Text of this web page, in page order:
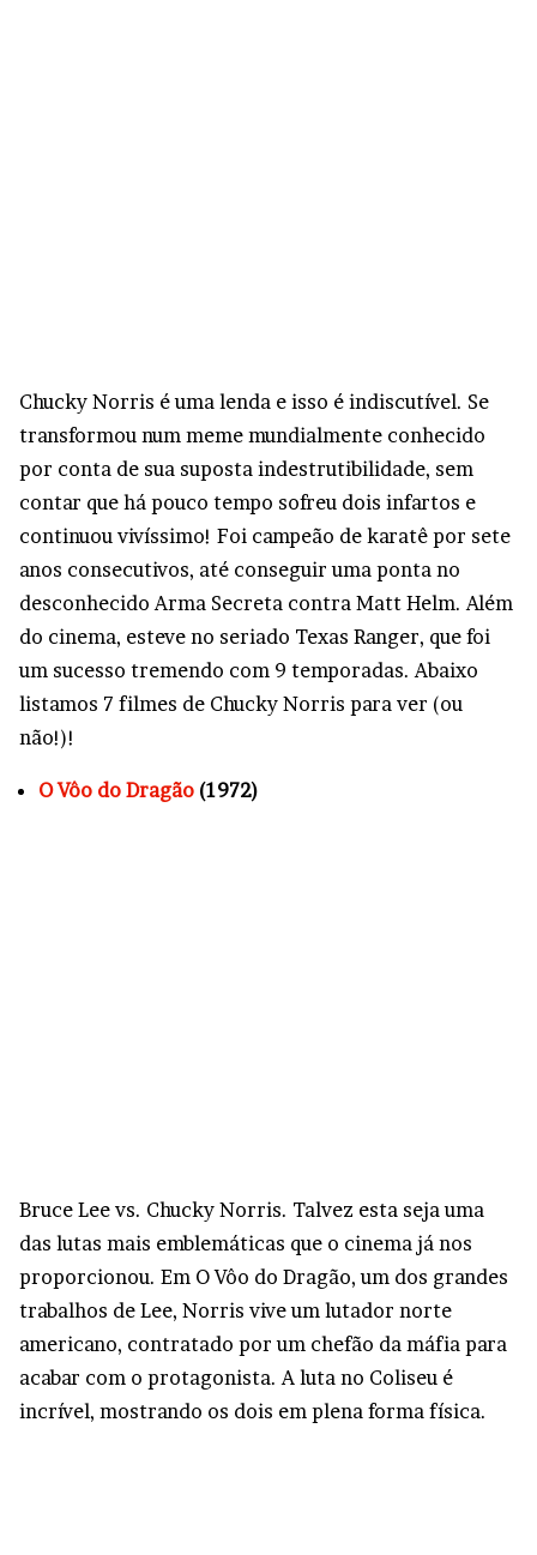
Chucky Norris é uma lenda e isso é indiscutível. Se
transformou num meme mundialmente conhecido
por conta de sua suposta indestrutibilidade, sem
contar que há pouco tempo sofreu dois infartos e
continuou vivíssimo! Foi campeão de karatê por sete
anos consecutivos, até conseguir uma ponta no
desconhecido Arma Secreta contra Matt Helm. Além
do cinema, esteve no seriado Texas Ranger, que foi
um sucesso tremendo com 9 temporadas. Abaixo
listamos 7 filmes de Chucky Norris para ver (ou
não!)!
O Vôo do Dragão (1972)
Bruce Lee vs. Chucky Norris. Talvez esta seja uma
das lutas mais emblemáticas que o cinema já nos
proporcionou. Em O Vôo do Dragão, um dos grandes
trabalhos de Lee, Norris vive um lutador norte
americano, contratado por um chefão da máfia para
acabar com o protagonista. A luta no Coliseu é
incrível, mostrando os dois em plena forma física.